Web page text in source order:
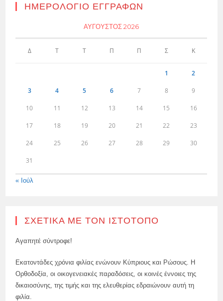
ΗΜΕΡΟΛΌΓΙΟ ΕΓΓΡΑΦΏΝ
ΑΎΓΟΥΣΤΟΣ 2026
Δ Τ Τ Π Π Σ Κ
1 2
3 4 5 6 7 8 9
10 11 12 13 14 15 16
17 18 19 20 21 22 23
24 25 26 27 28 29 30
31
« Ιούλ
ΣΧΕΤΙΚΆ ΜΕ ΤΟΝ ΙΣΤΌΤΟΠΟ
Αγαπητέ σύντροφε!
Εκατοντάδες χρόνια φιλίας ενώνουν Κύπριους και Ρώσους. Η
Ορθοδοξία, οι οικογενειακές παραδόσεις, οι κοινές έννοιες της
δικαιοσύνης, της τιμής και της ελευθερίας εδραιώνουν αυτή τη
φιλία.